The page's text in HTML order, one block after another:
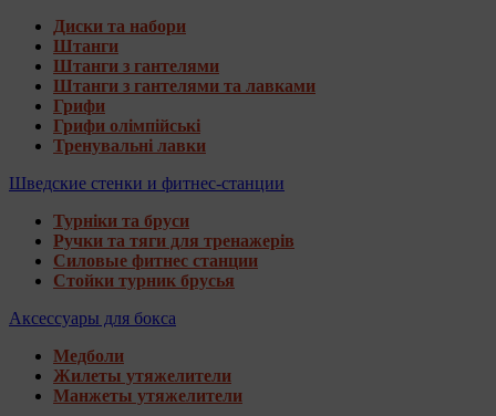
Диски та набори
Штанги
Штанги з гантелями
Штанги з гантелями та лавками
Грифи
Грифи олімпійські
Тренувальні лавки
Шведские стенки и фитнес-станции
Турніки та бруси
Ручки та тяги для тренажерів
Силовые фитнес станции
Стойки турник брусья
Аксессуары для бокса
Медболи
Жилеты утяжелители
Манжеты утяжелители